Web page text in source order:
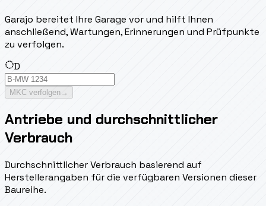
Garajo bereitet Ihre Garage vor und hilft Ihnen
anschließend, Wartungen, Erinnerungen und Prüfpunkte
zu verfolgen.
D
MKC verfolgen→
Antriebe und durchschnittlicher
Verbrauch
Durchschnittlicher Verbrauch basierend auf
Herstellerangaben für die verfügbaren Versionen dieser
Baureihe.